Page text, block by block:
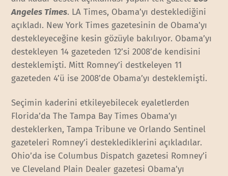
Angeles Times. LA Times, Obama’yı desteklediğini
açıkladı. New York Times gazetesinin de Obama’yı
destekleyeceğine kesin gözüyle bakılıyor. Obama’yı
destekleyen 14 gazeteden 12’si 2008’de kendisini
desteklemişti. Mitt Romney’i destkeleyen 11
gazeteden 4’ü ise 2008’de Obama’yı desteklemişti.
Seçimin kaderini etkileyebilecek eyaletlerden
Florida’da The Tampa Bay Times Obama’yı
desteklerken, Tampa Tribune ve Orlando Sentinel
gazeteleri Romney’i desteklediklerini açıkladılar.
Ohio’da ise Columbus Dispatch gazetesi Romney’i
ve Cleveland Plain Dealer gazetesi Obama’yı